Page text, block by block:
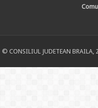
© CONSILIUL JUDETEAN BRAILA,